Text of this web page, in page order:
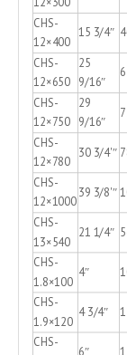
CHS-
12×400
15 3/4″
CHS-
12×650
25
9/16″
CHS-
12×750
29
9/16″
CHS-
12×780
30 3/4'″
CHS-
12×1000
39 3/8'″
CHS-
13×540
21 1/4″
CHS-
1.8×100
4″
CHS-
1.9×120
4 3/4″
CHS-